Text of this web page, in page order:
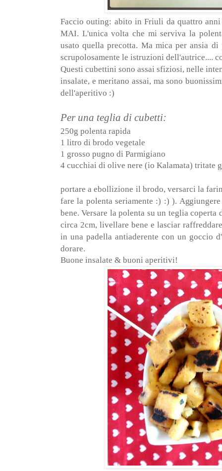
Faccio outing: abito in Friuli da quattro
MAI. L'unica volta che mi serviva la
usato quella precotta. Ma mica per ansia di
scrupolosamente le istruzioni dell'autrice....
Questi cubettini sono assai sfiziosi, nelle
insalate, e meritano assai, ma sono
dell'aperitivo :)
Per una teglia di cubetti:
250g polenta rapida
1 litro di brodo vegetale
1 grosso pugno di Parmigiano
4 cucchiai di olive nere (io Kalamata) tritate
portare a ebollizione il brodo, versarci la
fare la polenta seriamente :) :) ).
bene. Versare la polenta su un teglia
circa 2cm, livellare bene e lasciar
in una padella antiaderente con un
dorare.
Buone insalate & buoni aperitivi!